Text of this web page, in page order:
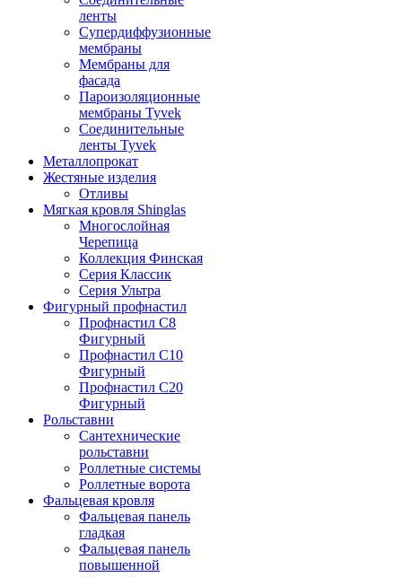
ленты
Супердиффузионные
мембраны
Мембраны для
фасада
Пароизоляционные
мембраны Tyvek
Соединительные
ленты Tyvek
Металлопрокат
Жестяные изделия
Отливы
Мягкая кровля Shinglas
Многослойная
Черепица
Коллекция Финская
Серия Классик
Серия Ультра
Фигурный профнастил
Профнастил C8
Фигурный
Профнастил C10
Фигурный
Профнастил C20
Фигурный
Рольставни
Сантехнические
рольставни
Роллетные системы
Роллетные ворота
Фальцевая кровля
Фальцевая панель
гладкая
Фальцевая панель
повышенной